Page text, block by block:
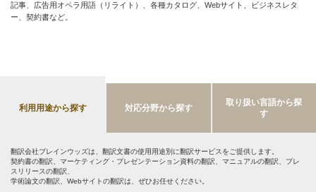
記事、広告用オペラ用語（リライト）、各種カタログ、Webサイト、ビジネスレタ
ー、契約書など。
利用用途から探す 対応分野から探す
取り扱い言語から探
す
翻訳会社ブレインウッズは、翻訳文書の使用用途別に翻訳サービスをご提供します。
契約書の翻訳、マーケティング・プレゼンテーション資料の翻訳、マニュアルの翻訳、プレ
スリリースの翻訳、
学術論文の翻訳、Webサイトの翻訳は、ぜひお任せください。